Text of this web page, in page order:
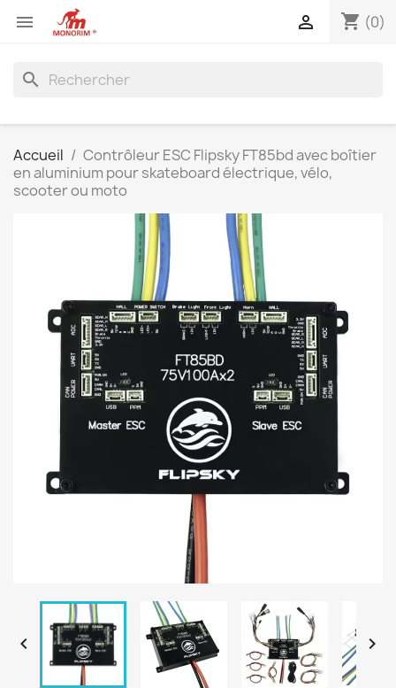
 shopping_cart (0)

search
Accueil
Contrôleur ESC Flipsky FT85bd avec boîtier
en aluminium pour skateboard électrique, vélo,
scooter ou moto
 